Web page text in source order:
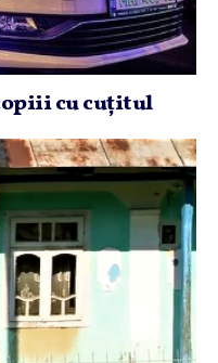
cu cuţitul